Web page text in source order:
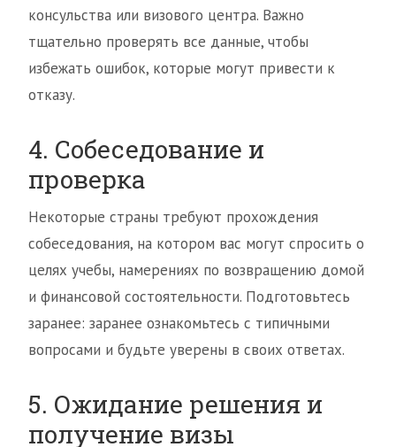
консульства или визового центра. Важно
тщательно проверять все данные, чтобы
избежать ошибок, которые могут привести к
отказу.
4. Собеседование и
проверка
Некоторые страны требуют прохождения
собеседования, на котором вас могут спросить о
целях учебы, намерениях по возвращению домой
и финансовой состоятельности. Подготовьтесь
заранее: заранее ознакомьтесь с типичными
вопросами и будьте уверены в своих ответах.
5. Ожидание решения и
получение визы